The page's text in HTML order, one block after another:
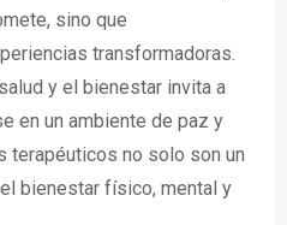
sino que
transformadoras.
y el bienestar invita a
en un ambiente de paz y
terapéuticos no solo son un
bienestar físico, mental y